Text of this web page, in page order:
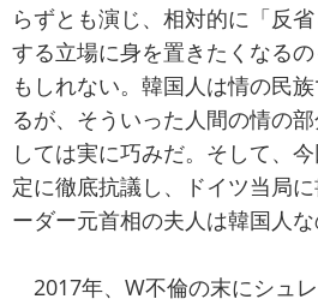
らずとも演じ、相対的に「反
する立場に身を置きたくなる
もしれない。韓国人は情の民
るが、そういった人間の情の
しては実に巧みだ。そして、
定に徹底抗議し、ドイツ当局
ーダー元首相の夫人は韓国人な
2017年、W不倫の末にシュ